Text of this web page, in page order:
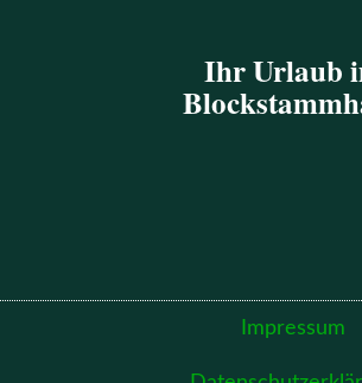
Ihr Urlaub
Impressum